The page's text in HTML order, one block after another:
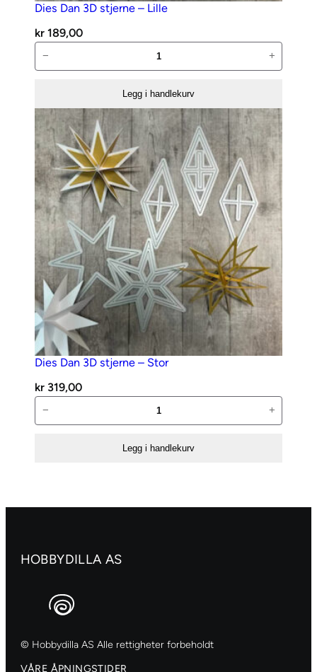
Dies Dan 3D stjerne – Lille
kr 189,00
Dan
–
Lille
antall
− +
Legg i handlekurv
Dies Dan 3D stjerne – Stor
kr 319,00
Dan
antall
− +
Legg i handlekurv
HOBBYDILLA AS
© Hobbydilla AS Alle rettigheter forbeholdt
VÅRE ÅPNINGSTIDER